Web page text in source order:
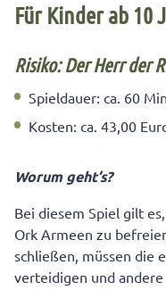
Für Kinder ab 10
Risiko: Der Herr der
Spieldauer: ca. 60
Kosten: ca. 43,00
Worum geht’s?
Bei diesem Spiel gilt
Ork Armeen zu
schließen, müssen die
verteidigen und